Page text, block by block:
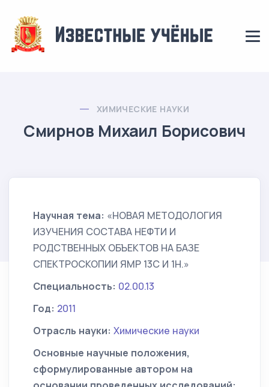
ХИМИЧЕСКИЕ НАУКИ
Смирнов Михаил Борисович
Научная тема: «НОВАЯ МЕТОДОЛОГИЯ
ИЗУЧЕНИЯ СОСТАВА НЕФТИ И
РОДСТВЕННЫХ ОБЪЕКТОВ НА БАЗЕ
СПЕКТРОСКОПИИ ЯМР 13С И 1Н.»
Специальность: 02.00.13
Год: 2011
Отрасль науки: Химические науки
Основные научные положения,
сформулированные автором на